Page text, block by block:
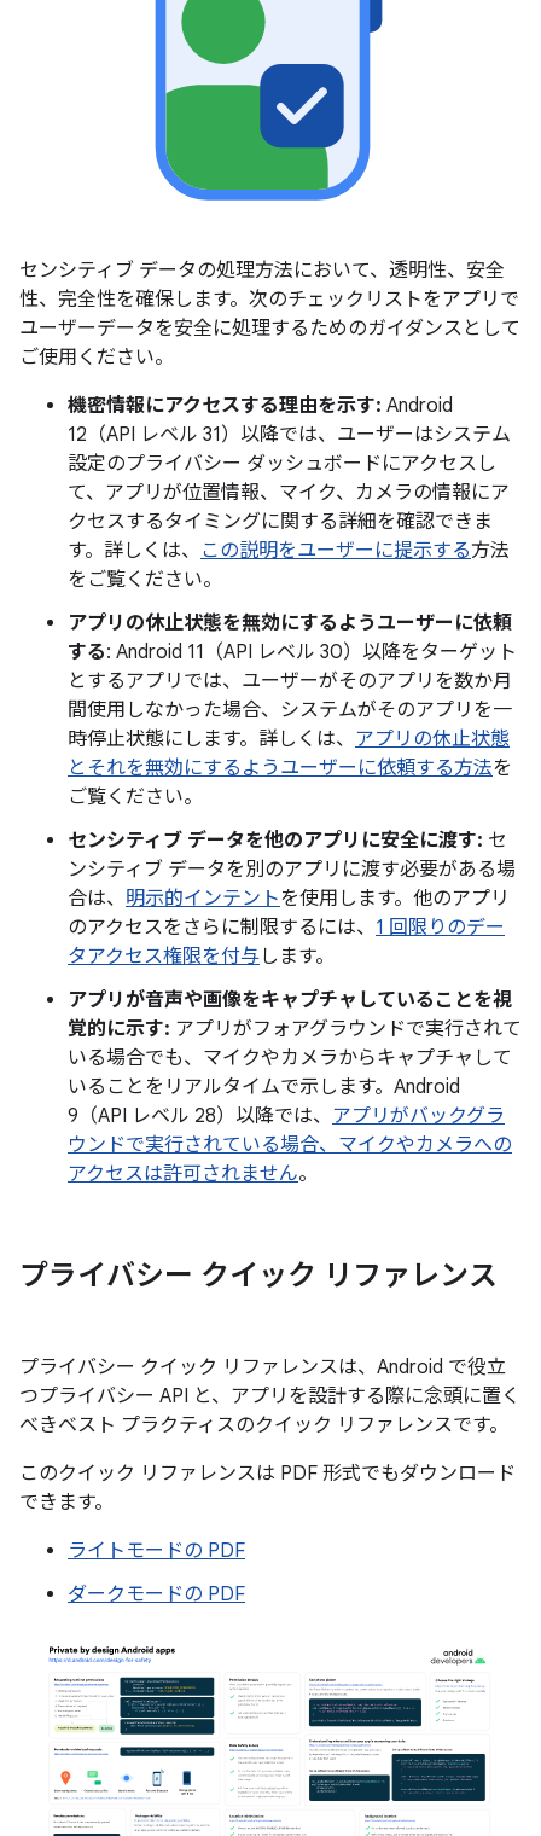
センシティブ データの処理方法において、透明性、安全
性、完全性を確保します。次のチェックリストをアプリで
ユーザーデータを安全に処理するためのガイダンスとして
ご使用ください。
機密情報にアクセスする理由を示す: Android
12（API レベル 31）以降では、ユーザーはシステム
設定のプライバシー ダッシュボードにアクセスし
て、アプリが位置情報、マイク、カメラの情報にア
クセスするタイミングに関する詳細を確認できま
す。詳しくは、 この説明をユーザーに提示する方法
をご覧ください。
アプリの休止状態を無効にするようユーザーに依頼
する: Android 11（API レベル 30）以降をターゲット
とするアプリでは、ユーザーがそのアプリを数か月
間使用しなかった場合、システムがそのアプリを一
時停止状態にします。詳しくは、 アプリの休止状態
とそれを無効にするようユーザーに依頼する方法を
ご覧ください。
センシティブ データを他のアプリに安全に渡す: セ
ンシティブ データを別のアプリに渡す必要がある場
合は、 明示的インテントを使用します。他のアプリ
のアクセスをさらに制限するには、 1 回限りのデー
タアクセス権限を付与します。
アプリが音声や画像をキャプチャしていることを視
覚的に示す: アプリがフォアグラウンドで実行されて
いる場合でも、マイクやカメラからキャプチャして
いることをリアルタイムで示します。Android
9（API レベル 28）以降では、 アプリがバックグラ
ウンドで実行されている場合、マイクやカメラへの
アクセスは許可されません。
プライバシー クイック リファレンス
プライバシー クイック リファレンスは、Android で役立
つプライバシー API と、アプリを設計する際に念頭に置く
べきベスト プラクティスのクイック リファレンスです。
このクイック リファレンスは PDF 形式でもダウンロード
できます。
ライトモードの PDF
ダークモードの PDF